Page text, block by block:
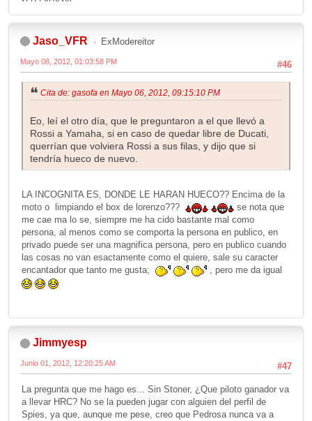
Jaso_VFR ExModereitor
#46
Mayo 08, 2012, 01:03:58 PM
Cita de: gasofa en Mayo 06, 2012, 09:15:10 PM
Eo, leí el otro día, que le preguntaron a el que llevó a
Rossi a Yamaha, si en caso de quedar libre de Ducati,
querrían que volviera Rossi a sus filas, y dijo que si
tendría hueco de nuevo.
LA INCOGNITA ES, DONDE LE HARAN HUECO?? Encima de la
moto o limpiando el box de lorenzo???
se nota que
me cae ma lo se, siempre me ha cido bastante mal como
persona, al menos como se comporta la persona en publico, en
privado puede ser una magnifica persona, pero en publico cuando
las cosas no van esactamente como el quiere, sale su caracter
encantador que tanto me gusta;
, pero me da igual
Jimmyesp
#47
Junio 01, 2012, 12:20:25 AM
La pregunta que me hago es... Sin Stoner, ¿Que piloto ganador va
a llevar HRC? No se la pueden jugar con alguien del perfil de
Spies, ya que, aunque me pese, creo que Pedrosa nunca va a